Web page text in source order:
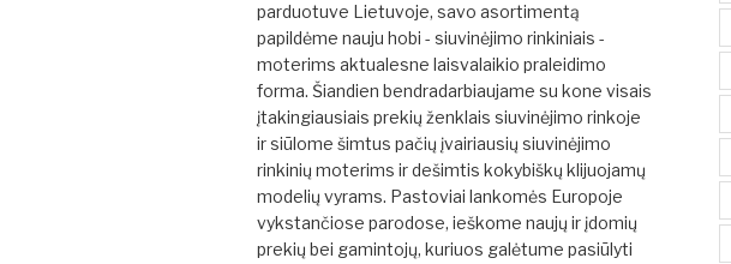
parduotuve Lietuvoje, savo asortimentą
papildėme nauju hobi - siuvinėjimo rinkiniais -
moterims aktualesne laisvalaikio praleidimo
forma. Šiandien bendradarbiaujame su kone visais
įtakingiausiais prekių ženklais siuvinėjimo rinkoje
ir siūlome šimtus pačių įvairiausių siuvinėjimo
rinkinių moterims ir dešimtis kokybiškų klijuojamų
modelių vyrams. Pastoviai lankomės Europoje
vykstančiose parodose, ieškome naujų ir įdomių
prekių bei gamintojų, kuriuos galėtume pasiūlyti